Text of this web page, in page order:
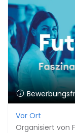
Vor Ort
Organisiert von